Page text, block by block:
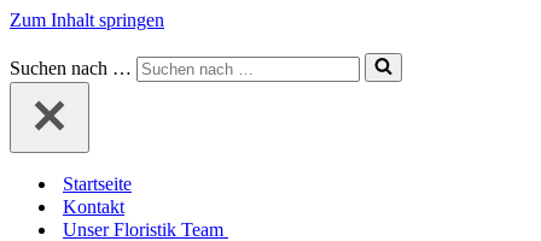
Zum Inhalt springen
Suchen nach …
Startseite
Kontakt
Unser Floristik Team